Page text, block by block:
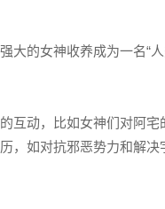
大的女神收养成为一名“人
互动，比如女神们对阿宅
，如对抗邪恶势力和解决